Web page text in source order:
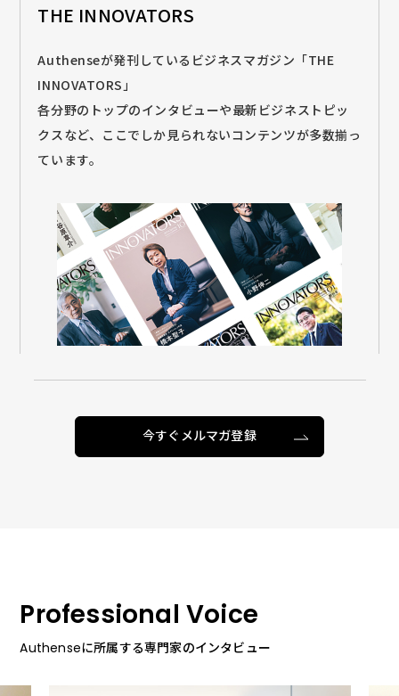
THE INNOVATORS
Authenseが発刊しているビジネスマガジン「THE
INNOVATORS」
各分野のトップのインタビューや最新ビジネストピッ
クスなど、ここでしか見られないコンテンツが多数揃っ
ています。
今すぐメルマガ登録
Professional Voice
Authenseに所属する専門家のインタビュー